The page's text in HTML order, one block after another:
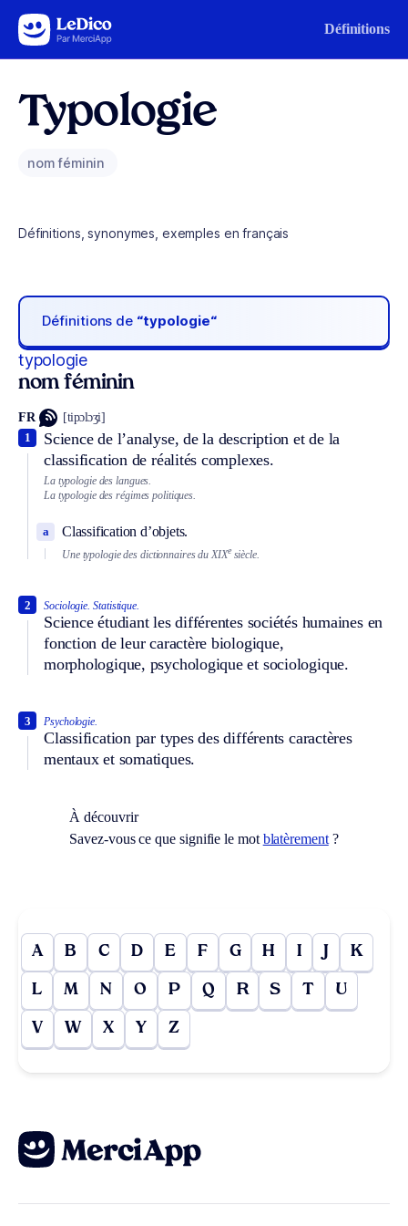
Aller au contenu Définitions
Typologie
nom féminin
Définitions, synonymes, exemples en français
Définitions de “typologie“
typologie
nom féminin
FR [tipɔlɔʒi]
Science de l’analyse, de la description et de la
classification de réalités complexes.
1
La typologie des langues.
La typologie des régimes politiques.
Classification d’objets.
a
Une typologie des dictionnaires du XIXesiècle.
Sociologie. Statistique.
Science étudiant les différentes sociétés humaines en
fonction de leur caractère biologique,
morphologique, psychologique et sociologique.
2
Psychologie.
Classification par types des différents caractères
mentaux et somatiques.
3
À découvrir
Savez-vous ce que signifie le mot blatèrement?
A B C D E F G H I J K
L M N O P Q R S T U
V W X Y Z